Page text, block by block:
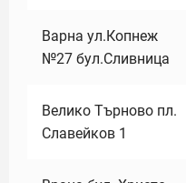
Варна ул.Копнеж
№27 бул.Сливница
Велико Търново пл.
Славейков 1